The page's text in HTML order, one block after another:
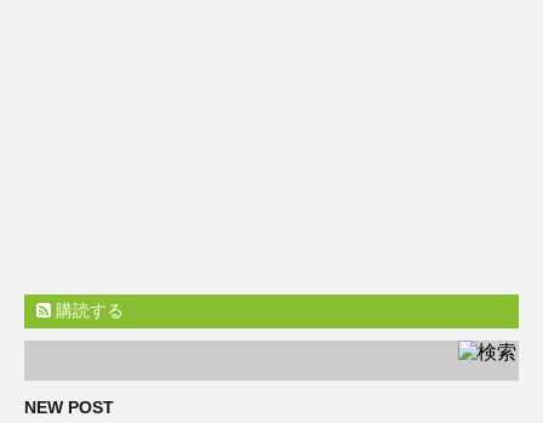
購読する
NEW POST